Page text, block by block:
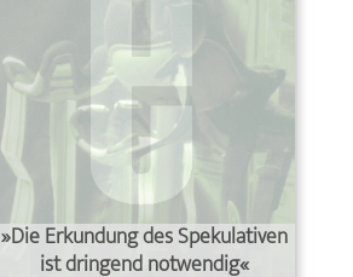
»Die Erkundung des Spekulativen
ist dringend notwendig«